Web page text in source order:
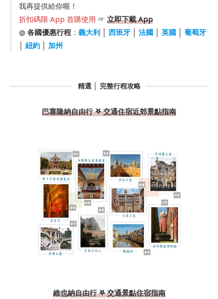
我再提供給你喔！
折扣碼限 App 首購使用 ☞ 立即下載 App
◍ 各國優惠行程： 義大利│ 西班牙│ 法國│ 英國│ 葡萄牙
紐約│ 加州
精選 │ 完整行程攻略
巴塞隆納自由行 𖤐 交通住宿近郊景點指南
維也納自由行 𖤐 交通景點住宿指南